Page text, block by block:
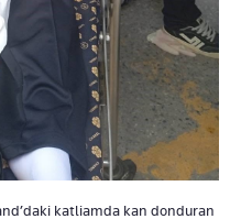
katliamda kan donduran